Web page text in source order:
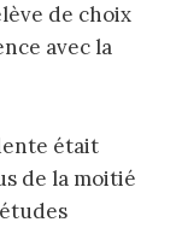
de choix
avec la
était
de la moitié